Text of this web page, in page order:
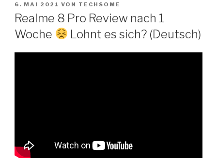
Inhalt
springen
VERÖFFENTLICHT
AM
6. MAI 2021 VON TECHSOME
Realme 8 Pro Review nach 1
Woche
Lohnt es sich? (Deutsch)